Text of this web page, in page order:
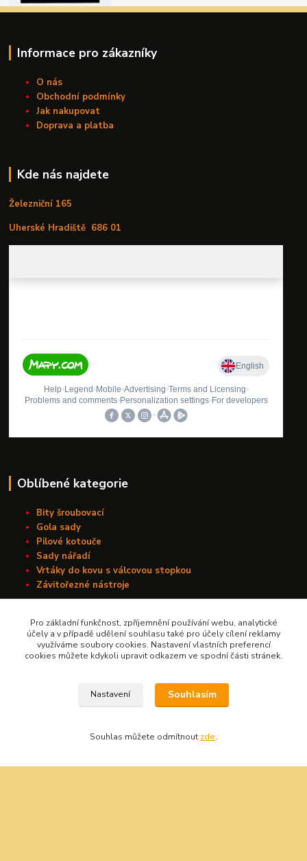
Informace pro zákazníky
O nás
Obchodní podmínky
Jak nakupovat
Doprava a platba
Kde nás najdete
Železniční 165
Uherské Hradiště 686 01
Oblíbené kategorie
Bity šroubovací
Gola sady
Pilové kotouče
Sady nářadí
Vrtáky do kovu s válcovou stopkou
Závitořezné nástroje
Kontakt
+420 603 209 791
Pro základní funkčnost, zpříjemnění používání webu, analytické
účely a v případě udělení souhlasu také pro účely cílení reklamy
využíváme soubory cookies. Nastavení vlastních preferencí
cookies můžete kdykoli upravit odkazem ve spodní části stránek.
Nastavení Souhlasím
Souhlas můžete odmítnout zde.